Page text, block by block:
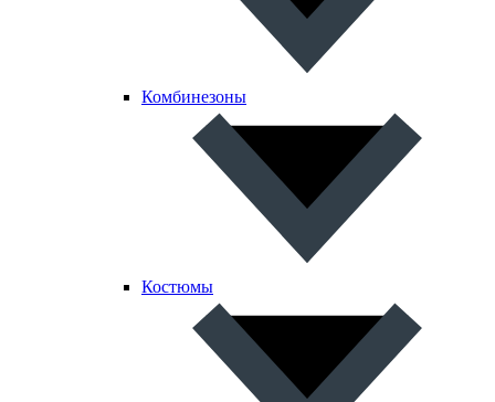
Комбинезоны
Костюмы